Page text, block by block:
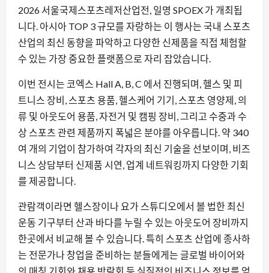
2026 서울국제스포츠레저산업전, 일명 SPOEX 가 개최됩
니다. 아시아 TOP 3 규모를 자랑하는 이 행사는 국내 스포츠
산업의 최신 동향을 파악하고 다양한 신제품을 직접 체험할
수 있는 가장 중요한 플랫폼으로 자리 잡았습니다.
이번 전시는 코엑스 Hall A, B, C 에서 진행되며, 헬스 및 피
트니스 장비, 스포츠 용품, 헬스케어 기기, 스포츠 영양제, 의
류 및 아웃도어 용품, 자전거 및 캠핑 장비, 그리고 수중과 수
상 스포츠 관련 제품까지 폭넓은 분야를 아우릅니다. 약 340
여 개의 기업이 참가하여 각자의 최신 기술을 선보이며, 비즈
니스 상담부터 신제품 시연, 업계 네트워킹까지 다양한 기회
를 제공합니다.
관람객이라면 헬스장이나 요가 스튜디오에서 볼 법한 최신
운동 기구부터 산과 바다를 누릴 수 있는 아웃도어 장비까지
한곳에서 비교해 볼 수 있습니다. 특히 스포츠 산업에 종사하
는 전문가나 창업을 준비하는 분들에게는 글로벌 바이어와